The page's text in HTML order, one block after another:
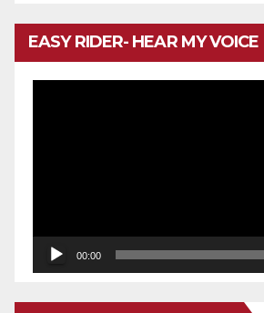
EASY RIDER- HEAR MY VOICE
00:00